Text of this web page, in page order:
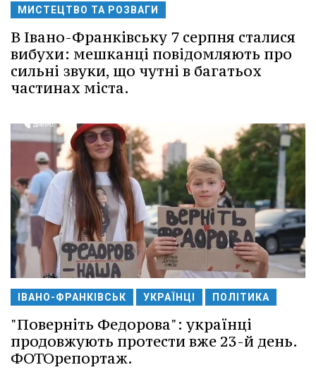
МИСТЕЦТВО ТА РОЗВАГИ
В Івано-Франківську 7 серпня сталися
вибухи: мешканці повідомляють про
сильні звуки, що чутні в багатьох
частинах міста.
ІВАНО-ФРАНКІВСЬК УКРАЇНЦІ ПОЛІТИКА
"Поверніть Федорова": українці
продовжують протести вже 23-й день.
ФОТОрепортаж.